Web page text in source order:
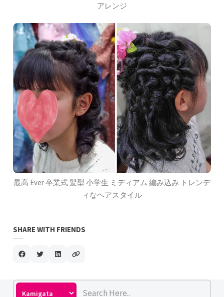
アレンジ
最高 Ever 卒業式 髪型 小学生 ミディアム 編み込み トレンデ
ィなヘアスタイル
SHARE WITH FRIENDS